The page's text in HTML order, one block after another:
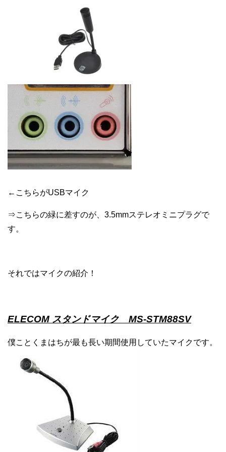
←こちらがUSBマイク
⇒こちらの緑に差すのが、3.5mmステレオミニプラグで
す。
それではマイクの紹介！
ELECOM スタンドマイク MS-STM88SV
僕ことくまはちが最も長い期間使用していたマイクです。